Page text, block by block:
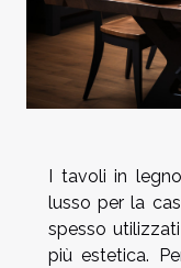
I tavoli in
lusso per la
spesso
più estetica.